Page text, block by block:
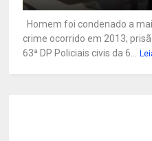
Homem foi condenado a
crime ocorrido em 2013;
63ª DP Policiais civis da 6...